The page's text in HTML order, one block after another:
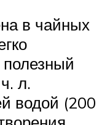
в чайных
полезный
л.
водой (200